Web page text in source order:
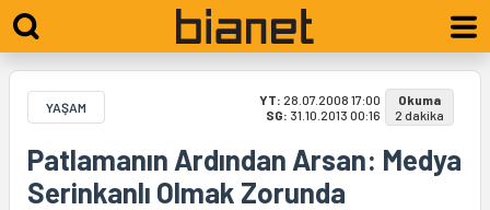
YAŞAM YT: 28.07.2008 17:00
SG: 31.10.2013 00:16
Okuma
2 dakika
Patlamanın Ardından Arsan: Medya
Serinkanlı Olmak Zorunda